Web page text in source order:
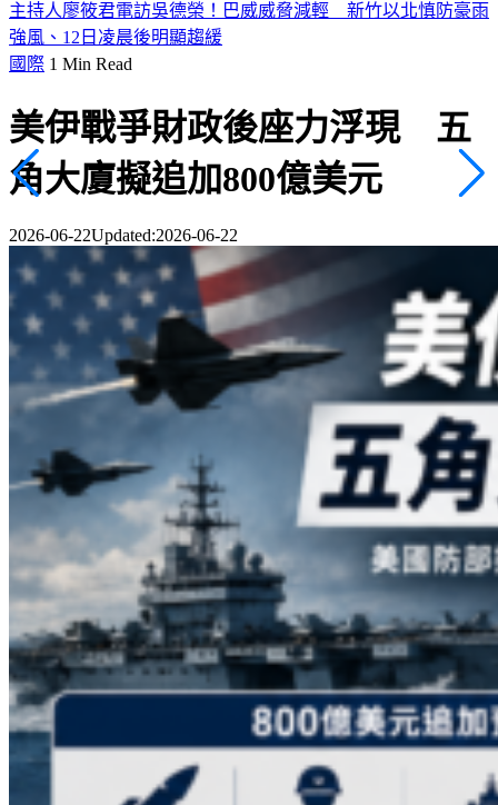
主持人廖筱君電訪吳德榮！巴威威脅減輕 新竹以北慎防豪雨
強風、12日凌晨後明顯趨緩
國際 1 Min Read
美伊戰爭財政後座力浮現 五
角大廈擬追加800億美元
2026-06-22Updated:2026-06-22